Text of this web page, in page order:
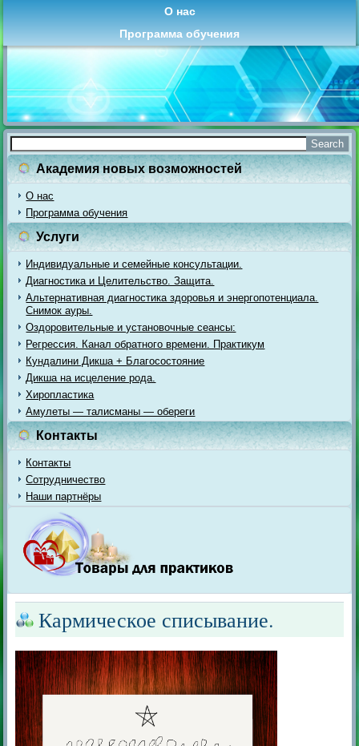
О нас
Программа обучения
Академия новых возможностей
О нас
Программа обучения
Услуги
Индивидуальные и семейные консультации.
Диагностика и Целительство. Защита.
Альтернативная диагностика здоровья и энергопотенциала.
Снимок ауры.
Оздоровительные и установочные сеансы:
Регрессия. Канал обратного времени. Практикум
Кундалини Дикша + Благосостояние
Дикша на исцеление рода.
Хиропластика
Амулеты — талисманы — обереги
Контакты
Контакты
Сотрудничество
Наши партнёры
Кармическое списывание.